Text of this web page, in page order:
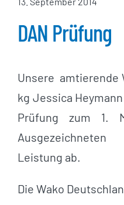
DAN Prüfung
Unsere amtierende
kg Jessica
Prüfung zum 1.
Leistung ab.
Die Wako